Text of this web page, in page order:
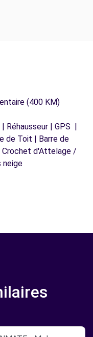
(400 KM)
Réhausseur | GPS |
de Toit | Barre de
Crochet d'Attelage /
neige